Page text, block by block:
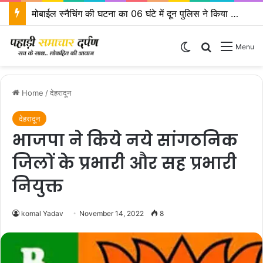
एसएसपी दून के निर्देशों पर एसपी ऋषिकेश द्वारा कावड़ मेला क्षेत्रों का किया निरीक्षण
Menu
Search for
Switch skin
Home /देहरादून
देहरादून
भाजपा ने किये नये सांगठनिक
जिलों के प्रभारी और सह प्रभारी
नियुक्त
komal Yadav November 14, 2022 8